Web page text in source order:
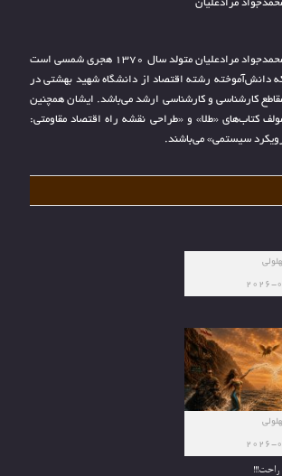
مرادعلیان
محمدجواد مرادعلیان متولد سال 1370 هجری شمسی است
دانش‌آموخته رشته اقتصاد از دانشگاه شهید بهشتی در
کارشناسی و کارشناسی ارشد می‌باشد. ایشان همچنین
کتاب‌های «طلا» و «طراحی نقشه راه اقتصاد مقاومتی:
سیستمی» می‌باشند.
2026-
2026-
راحت!!!